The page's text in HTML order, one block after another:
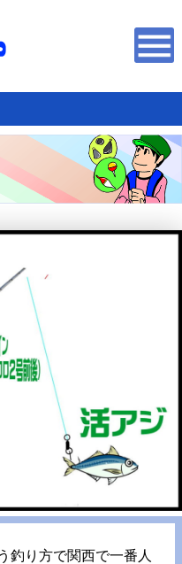
釣り方で関西で一番人